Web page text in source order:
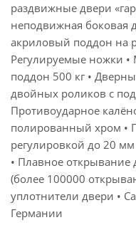
раздвижные двери
неподвижная боковая
акриловый поддон на
Регулируемые ножки •
поддон 500 кг •
двойных роликов с
Противоударное
полированный хром •
регулировкой до 20
• Плавное открывание
(более 100000
уплотнители двери •
Германии